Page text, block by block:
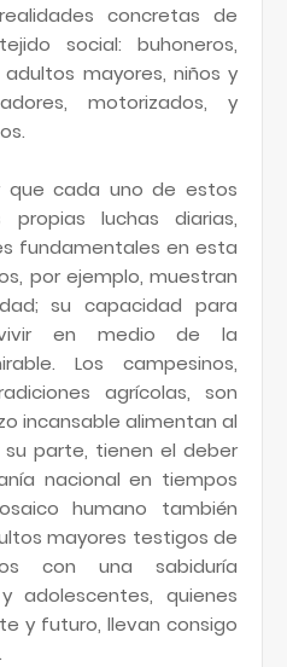
concretas de
social: buhoneros,
mayores, niños y
motorizados, y
que cada uno de estos
luchas diarias,
fundamentales en esta
por ejemplo, muestran
su capacidad para
en medio de la
Los campesinos,
agrícolas, son
incansable alimentan al
su parte, tienen el deber
nacional en tiempos
humano también
mayores testigos de
con una sabiduría
adolescentes, quienes
y futuro, llevan consigo